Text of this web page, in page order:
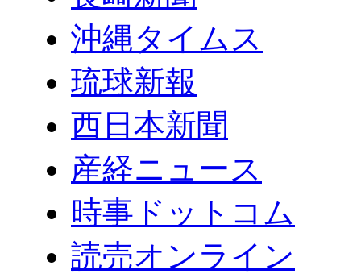
沖縄タイムス
琉球新報
西日本新聞
産経ニュース
時事ドットコム
読売オンライン